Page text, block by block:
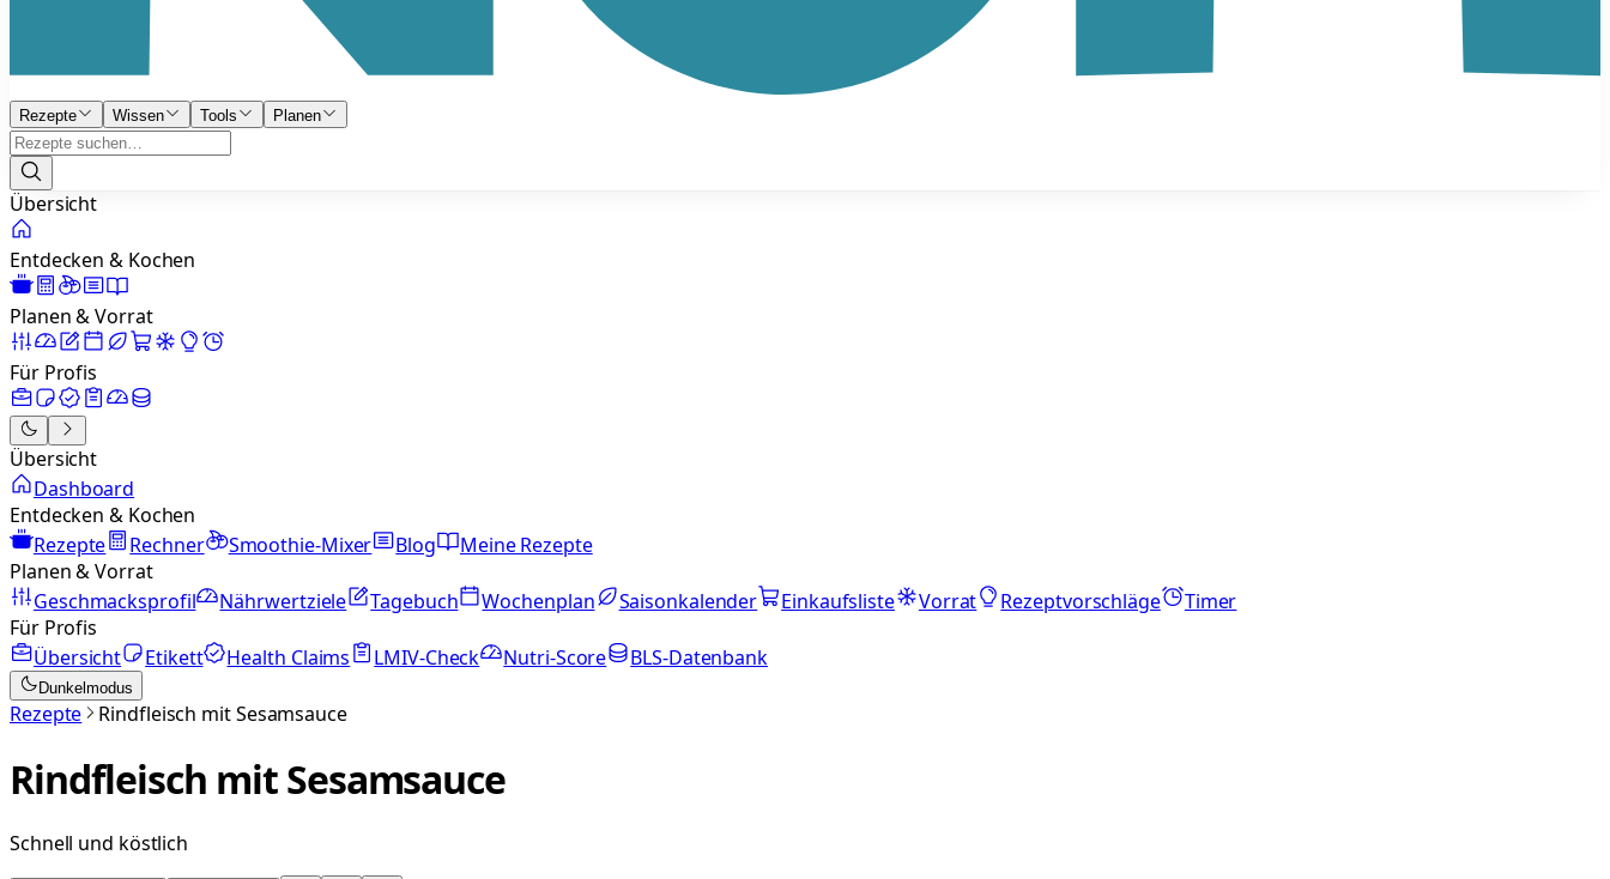
Rezepte Wissen Tools Planen
Übersicht
Entdecken & Kochen
Planen & Vorrat
Für Profis
Übersicht
Dashboard
Entdecken & Kochen
Rezepte
Rechner Smoothie-Mixer Blog
Meine Rezepte
Planen & Vorrat
Geschmacksprofil
Nährwertziele Tagebuch Wochenplan Saisonkalender Einkaufsliste Vorrat Rezeptvorschläge
Timer
Für Profis
Übersicht
Etikett Health Claims LMIV-Check Nutri-Score BLS-Datenbank
Dunkelmodus
Rezepte Rindfleisch mit Sesamsauce
Rindfleisch mit Sesamsauce
Schnell und köstlich